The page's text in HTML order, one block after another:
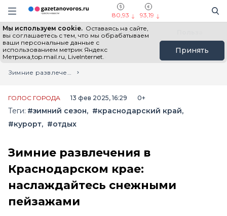
Информационный портал "ГазетаНоворос.ру"
Навигация сайта
80,93 93,19
Мы используем cookie. Оставаясь на сайте,
вы соглашаетесь с тем, что мы обрабатываем
ваши персональные данные с
использованием метрик Яндекс
Метрика,top.mail.ru, LiveInternet.
Принять
Все новости Новости России
Главная
Лента новостей
Зимние развлечения в Краснодарском крае: наслаждайтесь снежными пейзажами
ГОЛОС ГОРОДА 13 фев 2025, 16:29 0+
Теги: #зимний сезон
#краснодарский край
#курорт
#отдых
Зимние развлечения в
Краснодарском крае:
наслаждайтесь снежными
пейзажами